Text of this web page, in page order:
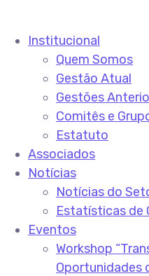
Institucional
Quem Somos
Gestão Atual
Gestões
Comitês e
Estatuto
Associados
Notícias
Notícias do
Estatísticas de
Eventos
Workshop
Oportunidades